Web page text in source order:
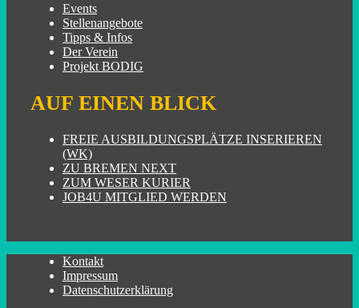
Events
Stellenangebote
Tipps & Infos
Der Verein
Projekt BODIG
AUF EINEN BLICK
FREIE AUSBILDUNGSPLÄTZE INSERIEREN
(WK)
ZU BREMEN NEXT
ZUM WESER KURIER
JOB4U MITGLIED WERDEN
Kontakt
Impressum
Datenschutzerklärung